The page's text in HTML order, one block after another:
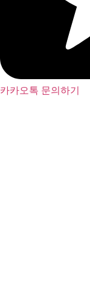
카카오톡 문의하기